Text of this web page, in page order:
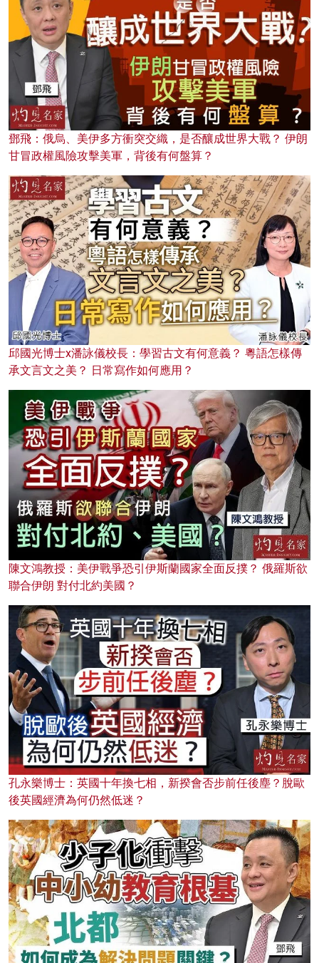
鄧飛：俄烏、美伊多方衝突交織，是否釀成世界大戰？ 伊朗
甘冒政權風險攻擊美軍，背後有何盤算？
邱國光博士x潘詠儀校長：學習古文有何意義？ 粵語怎樣傳
承文言文之美？ 日常寫作如何應用？
陳文鴻教授：美伊戰爭恐引伊斯蘭國家全面反撲？ 俄羅斯欲
聯合伊朗 對付北約美國？
孔永樂博士：英國十年換七相，新揆會否步前任後塵？脫歐
後英國經濟為何仍然低迷？